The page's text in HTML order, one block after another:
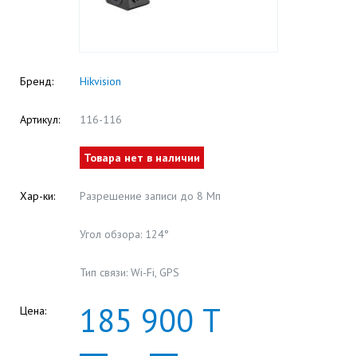
Бренд: Hikvision
Артикул: 116-116
Товара нет в наличии
Хар-ки: Разрешение записи до 8 Мп
Угол обзора: 124°
Тип связи: Wi-Fi, GPS
Цена: 185 900 Т